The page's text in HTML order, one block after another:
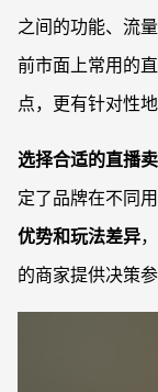
之间的功能、流
前市面上常用的
点，更有针对性地
选择合适的直播
定了品牌在不同
优势和玩法差异
的商家提供决策参